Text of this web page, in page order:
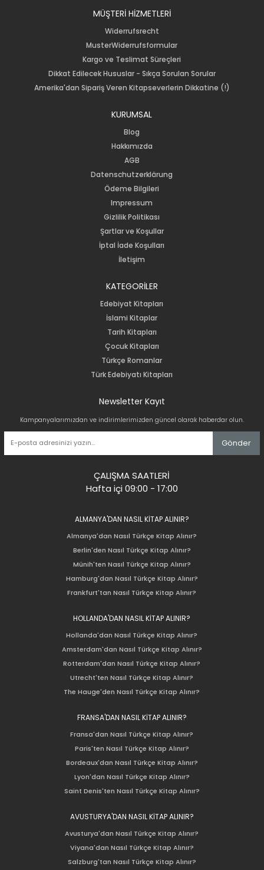
MÜŞTERİ HİZMETLERİ
Widerrufsrecht
MusterWiderrufsformular
Kargo ve Teslimat Süreçleri
Dikkat Edilecek Hususlar - Sıkça Sorulan Sorular
Amerika'dan Sipariş Veren Kitapseverlerin Dikkatine (!)
KURUMSAL
Blog
Hakkımızda
AGB
Datenschutzerklärung
Ödeme Bilgileri
Impressum
Gizlilik Politikası
Şartlar ve Koşullar
İptal İade Koşulları
İletişim
KATEGORİLER
Edebiyat Kitapları
İslami Kitaplar
Tarih Kitapları
Çocuk Kitapları
Türkçe Romanlar
Türk Edebiyatı Kitapları
Newsletter Kayıt
Kampanyalarımızdan ve indirimlerimizden güncel olarak haberdar olun.
Gönder
ÇALIŞMA SAATLERİ
Hafta içi 09:00 - 17:00
ALMANYA'DAN NASIL KİTAP ALINIR?
Almanya'dan Nasıl Türkçe Kitap Alınır?
Berlin'den Nasıl Türkçe Kitap Alınır?
Münih'ten Nasıl Türkçe Kitap Alınır?
Hamburg'dan Nasıl Türkçe Kitap Alınır?
Frankfurt'tan Nasıl Türkçe Kitap Alınır?
HOLLANDA'DAN NASIL KİTAP ALINIR?
Hollanda'dan Nasıl Türkçe Kitap Alınır?
Amsterdam'dan Nasıl Türkçe Kitap Alınır?
Rotterdam'dan Nasıl Türkçe Kitap Alınır?
Utrecht'ten Nasıl Türkçe Kitap Alınır?
The Hauge'den Nasıl Türkçe Kitap Alınır?
FRANSA'DAN NASIL KİTAP ALINIR?
Fransa'dan Nasıl Türkçe Kitap Alınır?
Paris'ten Nasıl Türkçe Kitap Alınır?
Bordeaux'dan Nasıl Türkçe Kitap Alınır?
Lyon'dan Nasıl Türkçe Kitap Alınır?
Saint Denis'ten Nasıl Türkçe Kitap Alınır?
AVUSTURYA'DAN NASIL KİTAP ALINIR?
Avusturya'dan Nasıl Türkçe Kitap Alınır?
Viyana'dan Nasıl Türkçe Kitap Alınır?
Salzburg'tan Nasıl Türkçe Kitap Alınır?